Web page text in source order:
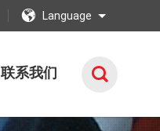
Language
联系我们